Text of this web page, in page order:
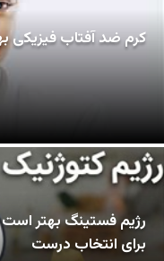
کرم ضد آفتاب فیزیکی
رژیم فستینگ بهتر
برای انتخاب درست